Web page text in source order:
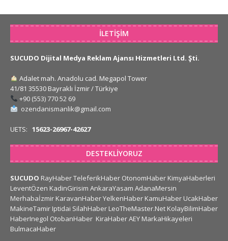
İLETIŞIM
SUCUDO Dijital Medya Reklam Ajansı Hizmetleri Ltd. Şti.
Adalet mah. Anadolu cad. Megapol Tower
41/81 35530 Bayraklı İzmir / Türkiye
+90 (553) 770 52 69
ozendanismanlik@gmail.com
UETS: 15623-26967-42627
DESTEKLIYORUZ
SUCUDO RayHaberTeleferikHaber OtonomHaber KimyaHaberleri
LeventÖzen KadinGirisim AnkaraYasam AdanaMersin
Merhabaİzmir KaravanHaberYelkenHaber KamuHaber UcakHaber
MakineTamir Iptidai SilahHaber LeoTheMaster.Net KolayBilimHaber
HaberInegol OtobanHaber KiraHaberAEY MarkaHikayeleri
BulmacaHaber